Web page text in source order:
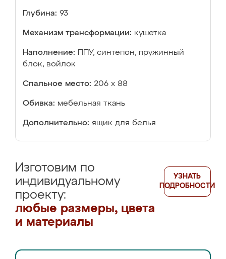
Глубина: 93
Механизм трансформации: кушетка
Наполнение:
ППУ, синтепон, пружинный
блок, войлок
Спальное место: 206 х 88
Обивка: мебельная ткань
Дополнительно: ящик для белья
Изготовим по
индивидуальному
проекту:
любые размеры, цвета
и материалы
УЗНАТЬ
ПОДРОБНОСТИ